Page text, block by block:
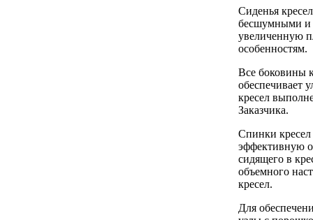
Сиденья
бесшумными и
увеличенную
особенностям.
Все боковины
обеспечивает
кресел
Заказчика.
Спинки
эффективную
сидящего в
объемного
кресел.
Для